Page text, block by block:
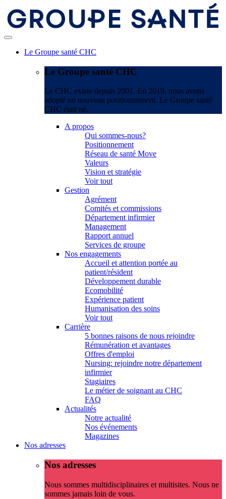
Le Groupe santé CHC
Le Groupe santé CHC
Le CHC existe depuis 2001. En 2019, nous avons
adopté un nouveau positionnement. Le Groupe santé
CHC était né.
A propos
Qui sommes-nous?
Positionnement
Réseau de santé Move
Valeurs
Vision et stratégie
Voir tout
Gestion
Agrément
Comités et commissions
Département infirmier
Management
Rapport annuel
Services de groupe
Nos engagements
Accueil et attention portée au
patient/résident
Développement durable
Ecomobilité
Expérience patient
Humanisation des soins
Voir tout
Carrière
5 bonnes raisons de nous rejoindre
Rémunération et avantages
Offres d'emploi
Nursing: rejoindre notre département
infirmier
Stagiaires
Le métier de soignant au CHC
FAQ
Actualités
Notre actualité
Nos événements
Magazines
Nos adresses
Nos adresses
Nous sommes multidisciplinaires et multisites. Nous ne
sommes jamais loin de vous.